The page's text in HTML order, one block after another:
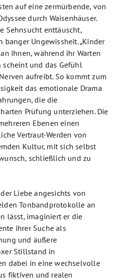
auf eine zermürbende, von
durch Waisenhäuser.
Sehnsucht enttäuscht,
Ungewissheit. „Kinder
ihnen, während ihr Warten
und das Gefühl
aufreibt. So kommt zum
das emotionale Drama
die die
Prüfung unterziehen. Die
Ebenen einen
Vertraut-Werden von
Kultur, mit sich selbst
schließlich und zu
Liebe angesichts von
Tonbandprotokolle an
lässt, imaginiert er die
ihrer Suche als
und äußere
Stillstand in
dabei in eine wechselvolle
fiktiven und realen